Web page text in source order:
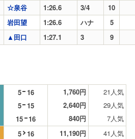
☆泉谷 1:26.6 3/4 10
岩田望 1:26.6 ハナ 5
▲田口 1:27.1 3 9
5
16
5
15
15
16
1,760円
2,640円
840円
21人気
29人気
7人気
5 16 11,190円 41人気